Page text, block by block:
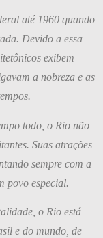
até 1960 quando
Devido a essa
exibem
a nobreza e as
todo, o Rio não
Suas atrações
sempre com a
povo especial.
o Rio está
e do mundo, de